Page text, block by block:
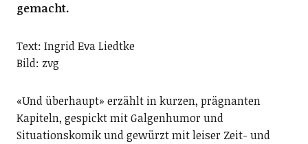
gemacht.
Text: Ingrid Eva Liedtke
Bild: zvg
«Und überhaupt» erzählt in kurzen, prägnanten
Kapiteln, gespickt mit Galgenhumor und
Situationskomik und gewürzt mit leiser Zeit- und